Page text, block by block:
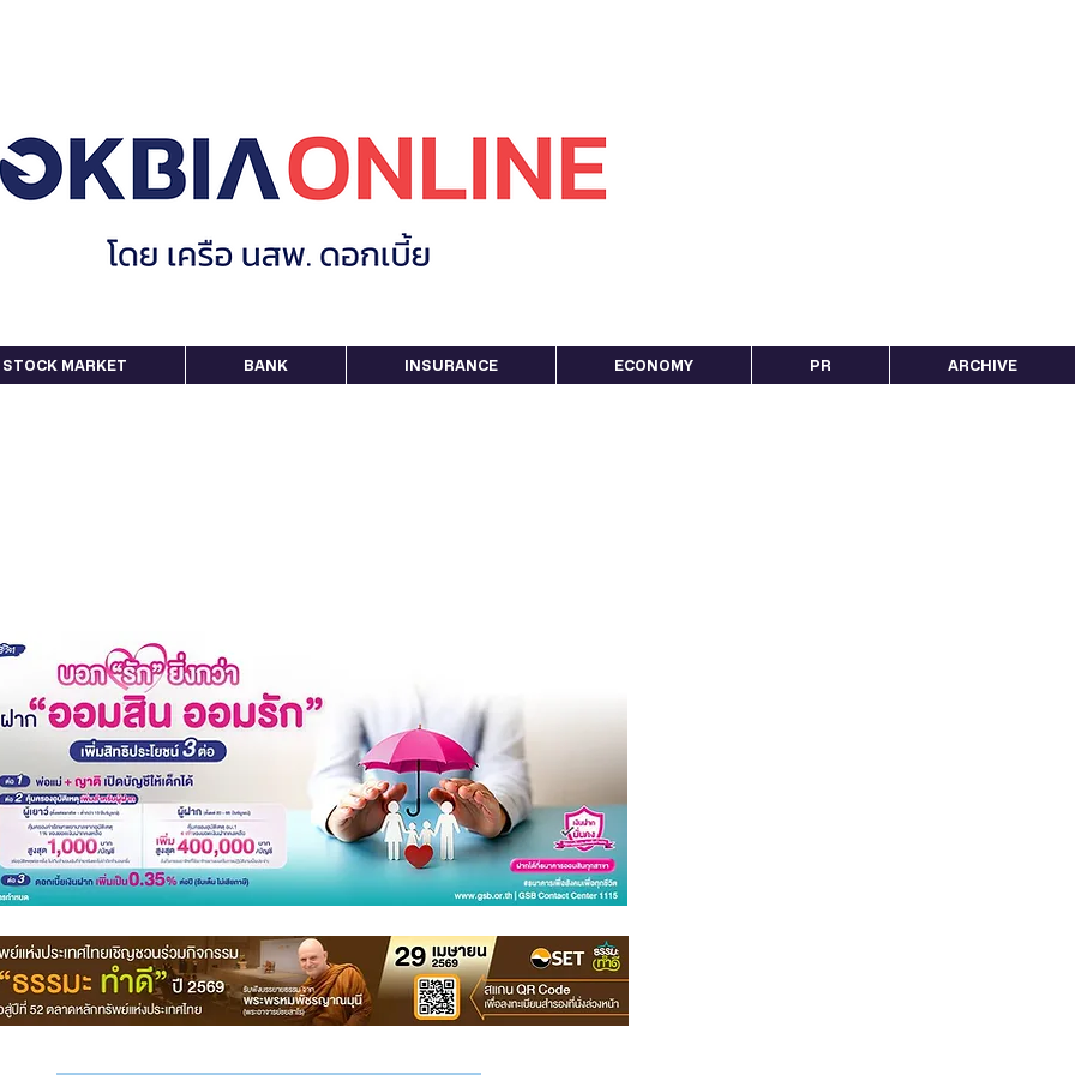
STOCK MARKET BANK INSURANCE ECONOMY PR ARCHIVE